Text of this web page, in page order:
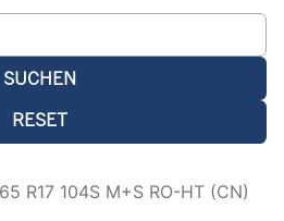
SUCHEN
RESET
R17 104S M+S RO-HT (CN)